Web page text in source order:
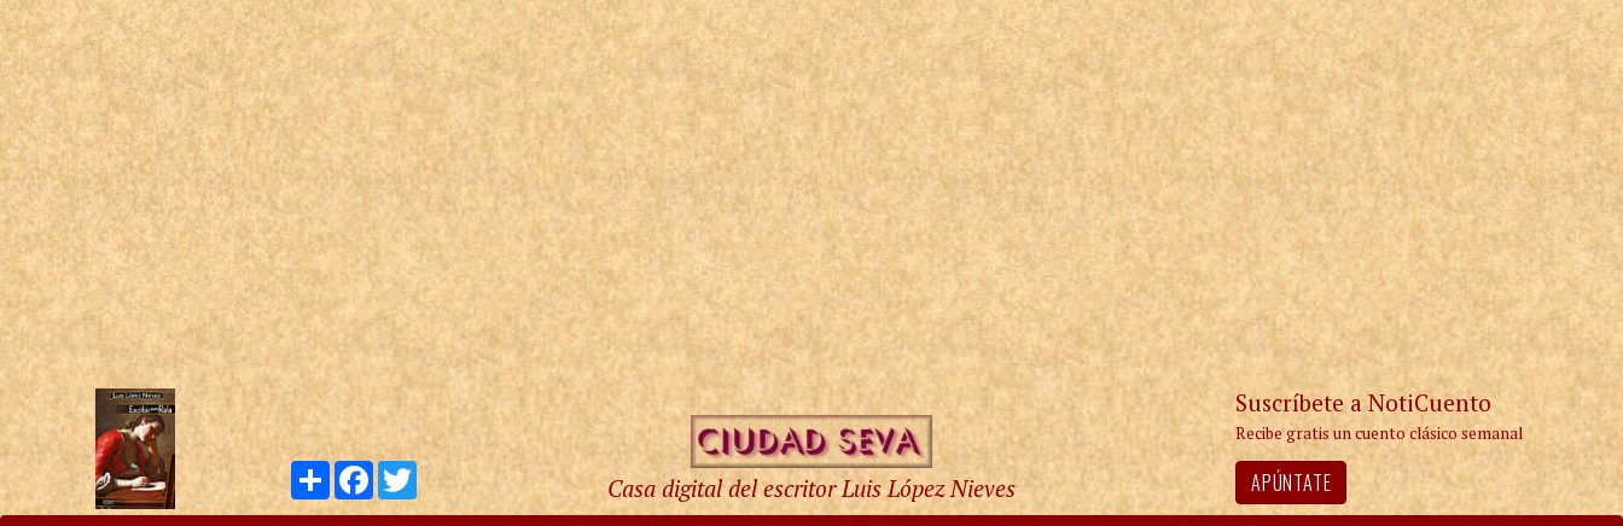
Compartir
Facebook
Twitter
Casa digital del escritor Luis López Nieves
Suscríbete a NotiCuento
Recibe gratis un cuento clásico semanal
APÚNTATE